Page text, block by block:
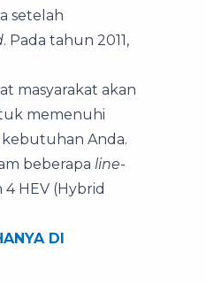
setelah
. Pada tahun 2011,
masyarakat akan
memenuhi
Anda.
beberapa line-
HEV (Hybrid
DI